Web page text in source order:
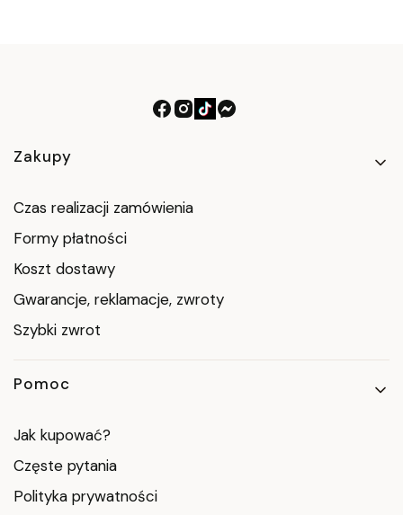
Linki w stopce
Zakupy
Czas realizacji zamówienia
Formy płatności
Koszt dostawy
Gwarancje, reklamacje, zwroty
Szybki zwrot
Pomoc
Jak kupować?
Częste pytania
Polityka prywatności